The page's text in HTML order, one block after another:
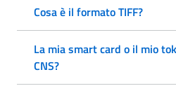
Cosa è il formato TIFF?
La mia smart card o il mio
CNS?